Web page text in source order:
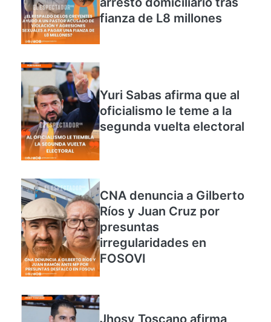
arresto domiciliario tras
Yuri Sabas afirma que al
oficialismo le teme a la
CNA denuncia a Gilberto
Ríos y Juan Cruz por
presuntas
irregularidades en